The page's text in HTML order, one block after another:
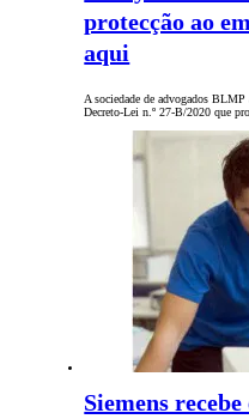
protecção ao
aqui
A sociedade de advogados
Decreto-Lei n.º 27-B/2020 que
Siemens